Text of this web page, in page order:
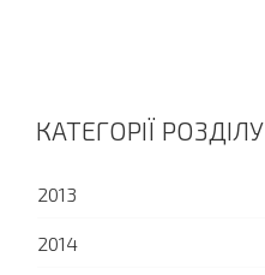
КАТЕГОРІЇ РОЗДІЛУ
2013
2014